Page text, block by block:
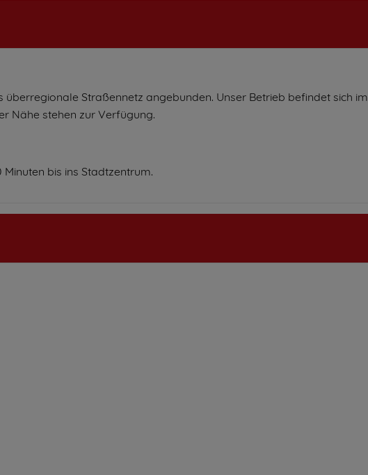
überregionale Straßennetz angebunden. Unser Betrieb befindet sich im
Nähe stehen zur Verfügung.
bis ins Stadtzentrum.